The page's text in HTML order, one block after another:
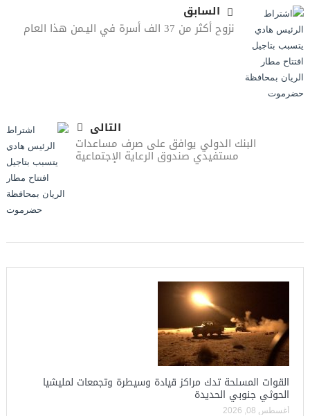
السابق
نزوح أكثر من 37 الف أسرة في اليـمن هذا العام
التالى
البنك الدولي يوافق على صرف مساعدات
مستفيدي صندوق الرعاية الإجتماعية
القوات المسلحة تدك مراكز قيادة وسيطرة وتجمعات لمليشيا
الحوثي جنوبي الحديدة
أغسطس 08, 2026